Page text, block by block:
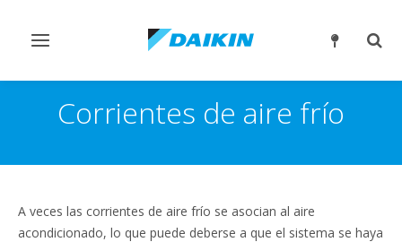
Alternar
Corrientes de aire frío
A veces las corrientes de aire frío se asocian al aire
acondicionado, lo que puede deberse a que el sistema se haya